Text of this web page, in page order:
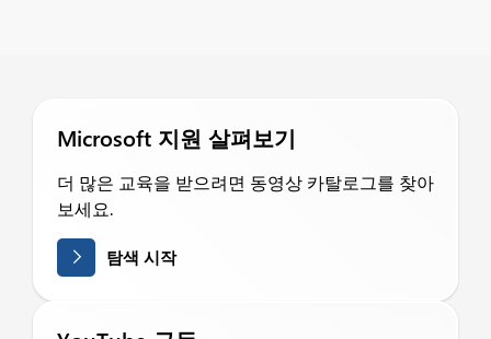
Microsoft 지원 살펴보기
더 많은 교육을 받으려면 동영상 카탈로그를 찾아
보세요.
탐색 시작